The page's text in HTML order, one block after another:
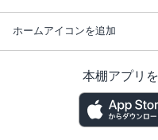
ホームアイコンを追加
本棚アプリ